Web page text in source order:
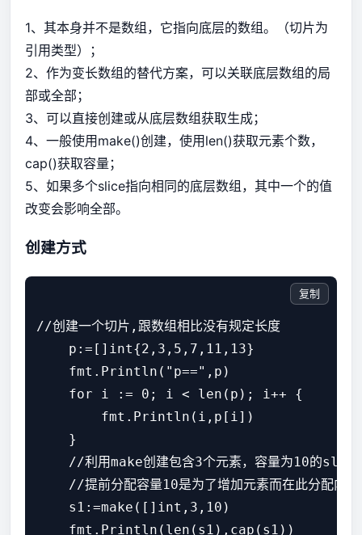
1、其本身并不是数组，它指向底层的数组。（切片为
引用类型）；
2、作为变长数组的替代方案，可以关联底层数组的局
部或全部；
3、可以直接创建或从底层数组获取生成；
4、一般使用make()创建，使用len()获取元素个数，
cap()获取容量；
5、如果多个slice指向相同的底层数组，其中一个的值
改变会影响全部。
创建方式
//创建一个切片,跟数组相比没有规定长度
    p:=[]int{2,3,5,7,11,13}
    fmt.Println("p==",p)
    for i := 0; i < len(p); i++ {
        fmt.Println(i,p[i])
    }
    //利用make创建包含3个元素，容量为10的slice
    //提前分配容量10是为了增加元素而在此分配内存
    s1:=make([]int,3,10)
    fmt.Println(len(s1),cap(s1))
复制